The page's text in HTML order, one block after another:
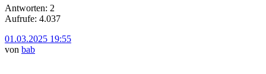
Antworten: 2
Aufrufe: 4.037
01.03.2025 19:55
von bab